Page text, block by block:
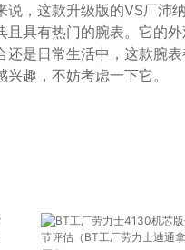
，这款升级版的VS厂沛
且具有热门的腕表。它的
还是日常生活中，这款腕
趣，不妨考虑一下它。